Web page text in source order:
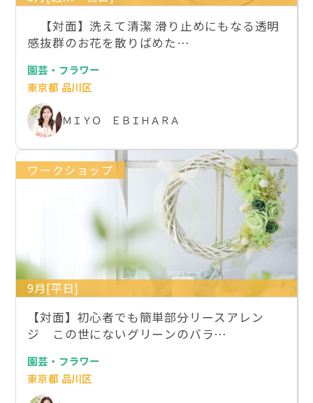
【対面】洗えて清潔 滑り止めにもなる透明
感抜群のお花を散りばめた…
園芸・フラワー
東京都 品川区
ＭＩＹＯ ＥＢＩＨＡＲＡ
ワークショップ
9月[平日]
【対面】初心者でも簡単部分リースアレン
ジ この世にないグリーンのバラ…
園芸・フラワー
東京都 品川区